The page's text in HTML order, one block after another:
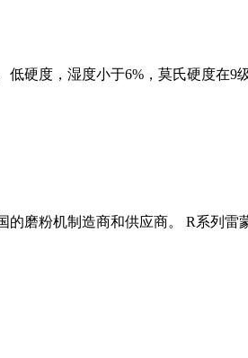
硬度，湿度小于6%，莫氏硬度在
磨粉机制造商和供应商。 R系列